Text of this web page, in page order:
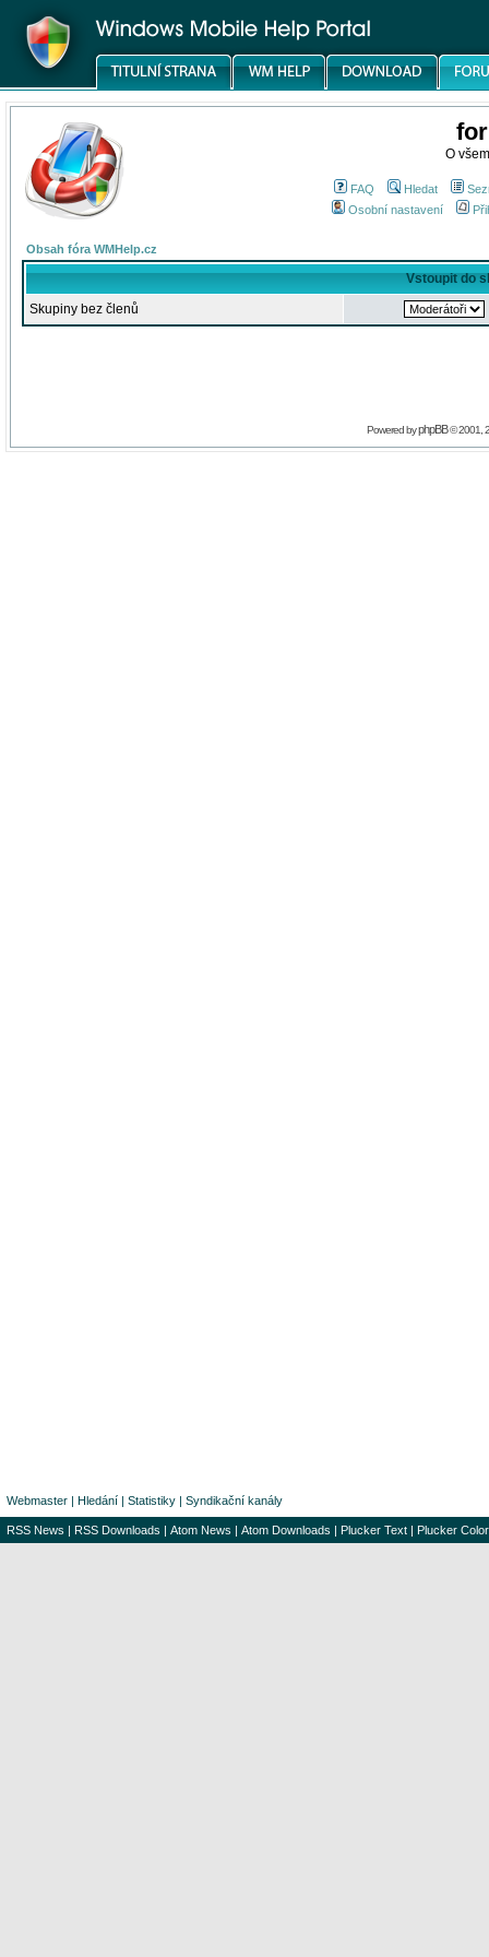
O
FAQ Hledat
Osobní nastavení
Obsah fóra WMHelp.cz
Vstoupit do
Skupiny bez členů
Powered byphpBB© 2001,
Webmaster | Hledání | Statistiky | Syndikační kanály
RSS News | RSS Downloads | Atom News | Atom Downloads | Plucker Text | Plucker Color